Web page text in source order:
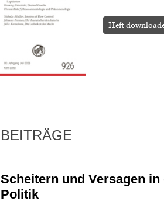
Heft
BEITRÄGE
Scheitern und Versagen in
Politik